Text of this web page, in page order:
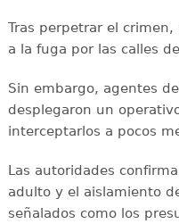
Tras perpetrar el
a la fuga por las calles
Sin embargo, agentes
desplegaron un
interceptarlos a pocos
Las autoridades
adulto y el aislamiento
señalados como los